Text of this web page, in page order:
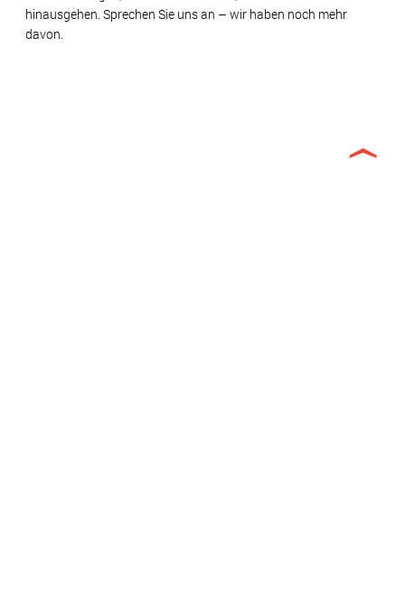
hinausgehen. Sprechen Sie uns an – wir haben noch mehr
davon.